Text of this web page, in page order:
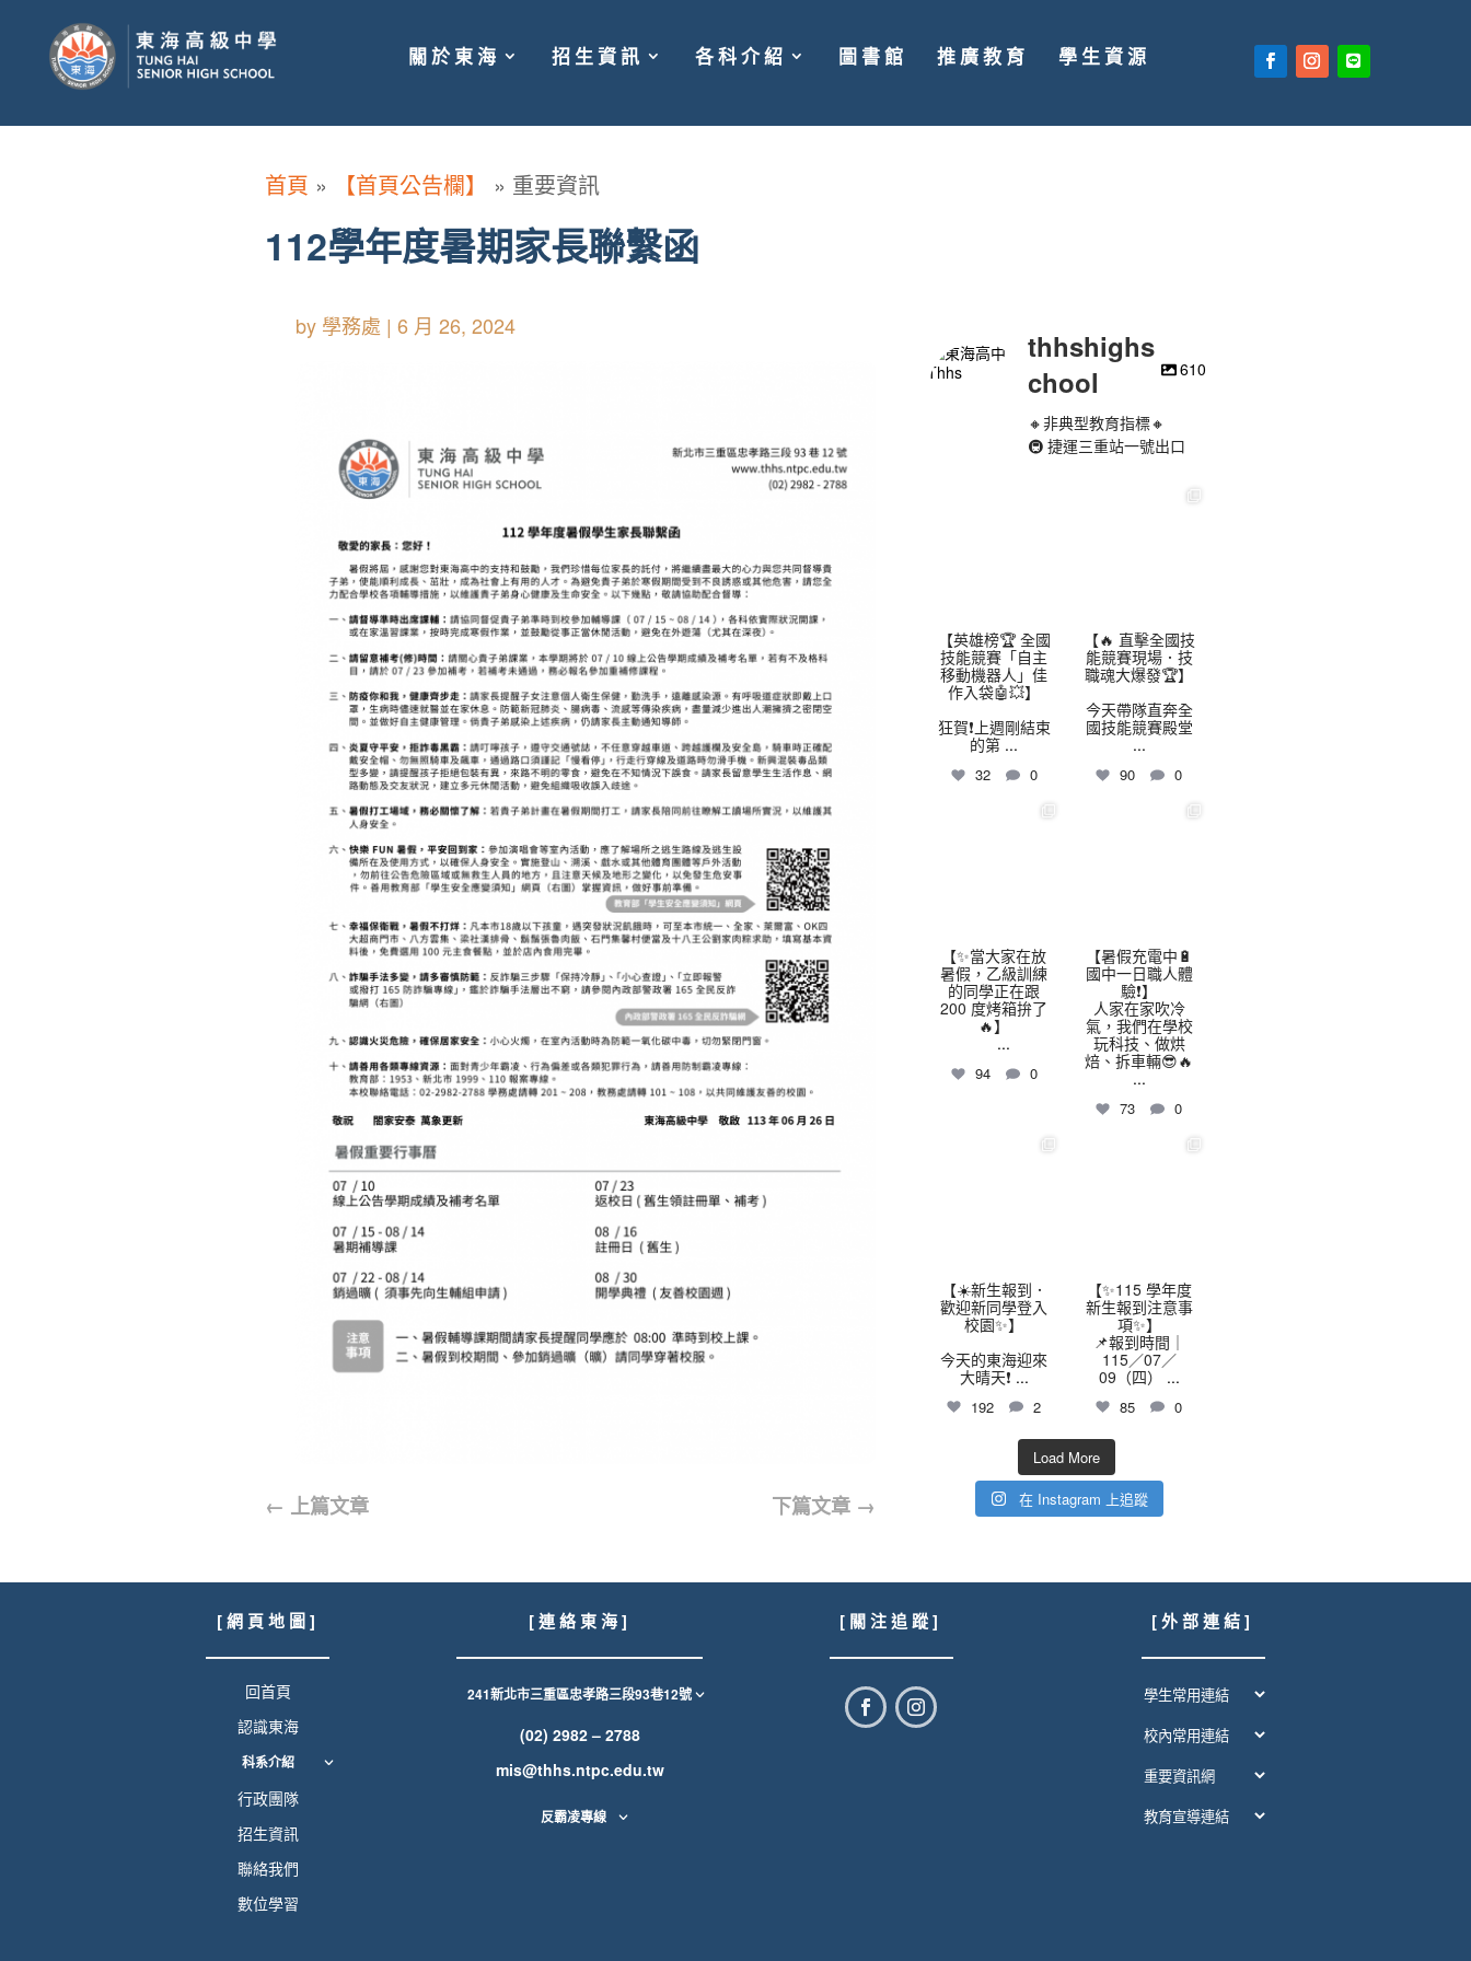
關於東海 招生資訊 各科介紹 圖書館 推廣教育 學生資源
首頁 » 【首頁公告欄】 » 重要資訊
112學年度暑期家長聯繫函
by 學務處 | 6 月 26, 2024
← 上篇文章 下篇文章→
thhshighs
chool
610
🔸非典型教育指標🔸
🚇 捷運三重站一號出口
【英雄榜🏆 全國
技能競賽「自主
移動機器人」佳
作入袋🤖💥】
狂賀❗上週剛結束
的第 ...
32 0
【🔥 直擊全國技
能競賽現場．技
職魂大爆發🏆】
今天帶隊直奔全
國技能競賽殿堂
...
90 0
【✨當大家在放
暑假，乙級訓練
的同學正在跟
200 度烤箱拚了
🔥】
...
94 0
【暑假充電中🔋
國中一日職人體
驗❗】
人家在家吹冷
氣，我們在學校
玩科技、做烘
焙、拆車輛😎🔥
...
73 0
【☀️新生報到．
歡迎新同學登入
校園✨】
今天的東海迎來
大晴天❗ ...
192 2
【✨115 學年度
新生報到注意事
項✨】
📌報到時間｜
115／07／
09（四）
...
85 0
Load More
在 Instagram 上追蹤
[ 網 頁 地 圖 ]
回首頁
認識東海
科系介紹
行政團隊
招生資訊
聯絡我們
數位學習
[ 連 絡 東 海 ]
241新北市三重區忠孝路三段93巷12號
(02) 2982 – 2788
mis@thhs.ntpc.edu.tw
反霸凌專線
[ 關 注 追 蹤 ] [ 外 部 連 結 ]